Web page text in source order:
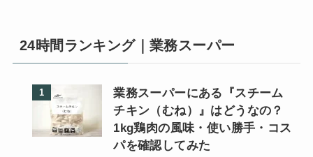
24時間ランキング｜業務スーパー
業務スーパーにある『スチーム
チキン（むね）』はどうなの？
1kg鶏肉の風味・使い勝手・コス
パを確認してみた